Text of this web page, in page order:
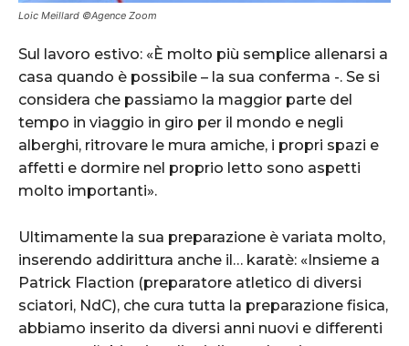
Loic Meillard ©Agence Zoom
Sul lavoro estivo: «È molto più semplice allenarsi a
casa quando è possibile – la sua conferma -. Se si
considera che passiamo la maggior parte del
tempo in viaggio in giro per il mondo e negli
alberghi, ritrovare le mura amiche, i propri spazi e
affetti e dormire nel proprio letto sono aspetti
molto importanti».
Ultimamente la sua preparazione è variata molto,
inserendo addirittura anche il… karatè: «Insieme a
Patrick Flaction (preparatore atletico di diversi
sciatori, NdC), che cura tutta la preparazione fisica,
abbiamo inserito da diversi anni nuovi e differenti